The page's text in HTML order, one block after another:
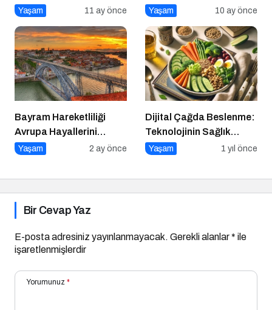
Girecek Filmler
Yaşam 11 ay önce Yaşam 10 ay önce
Bayram Hareketliliği
Avrupa Hayallerini
Tetikledi
Yaşam 2 ay önce
Dijital Çağda Beslenme:
Teknolojinin Sağlık
Üzerindeki Etkileri ve
Yaşam 1 yıl önce
Bir Cevap Yaz
E-posta adresiniz yayınlanmayacak. Gerekli alanlar* ile
işaretlenmişlerdir
Yorumunuz *